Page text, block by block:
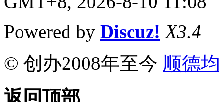
Powered by Discuz! X3.4
© 创办2008年至今 顺德
返回顶部